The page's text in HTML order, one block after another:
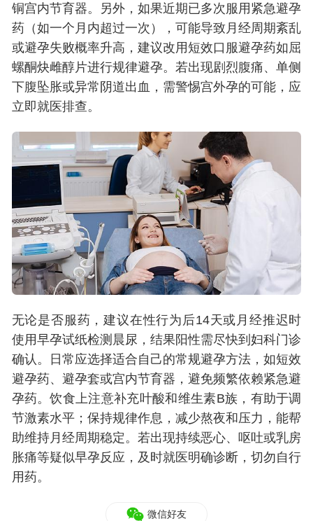
铜宫内节育器。另外，如果近期已多次服用紧急避孕
药（如一个月内超过一次），可能导致月经周期紊乱
或避孕失败概率升高，建议改用短效口服避孕药如屈
螺酮炔雌醇片进行规律避孕。若出现剧烈腹痛、单侧
下腹坠胀或异常阴道出血，需警惕宫外孕的可能，应
立即就医排查。
无论是否服药，建议在性行为后14天或月经推迟时
使用早孕试纸检测晨尿，结果阳性需尽快到妇科门诊
确认。日常应选择适合自己的常规避孕方法，如短效
避孕药、避孕套或宫内节育器，避免频繁依赖紧急避
孕药。饮食上注意补充叶酸和维生素B族，有助于调
节激素水平；保持规律作息，减少熬夜和压力，能帮
助维持月经周期稳定。若出现持续恶心、呕吐或乳房
胀痛等疑似早孕反应，及时就医明确诊断，切勿自行
用药。
微信好友